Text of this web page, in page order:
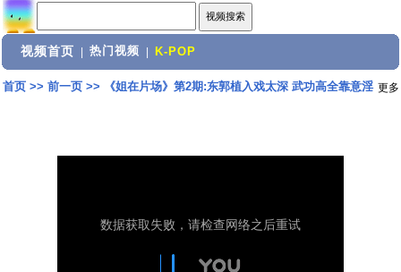
视频首页 热门视频 K-POP
首页>> 前一页>> 《姐在片场》第2期:东郭植入戏太深 武功高全靠意淫 更多